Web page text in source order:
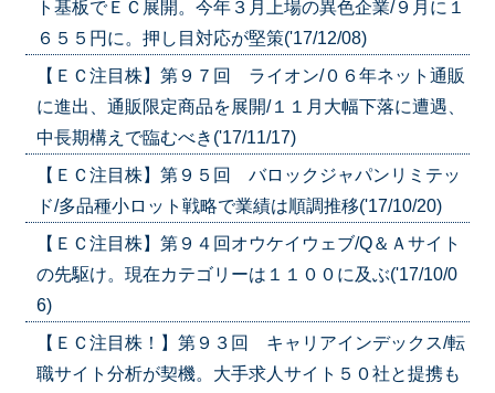
ト基板でＥＣ展開。今年３月上場の異色企業/９月に１
６５５円に。押し目対応が堅策('17/12/08)
【ＥＣ注目株】第９７回 ライオン/０６年ネット通販
に進出、通販限定商品を展開/１１月大幅下落に遭遇、
中長期構えで臨むべき('17/11/17)
【ＥＣ注目株】第９５回 バロックジャパンリミテッ
ド/多品種小ロット戦略で業績は順調推移('17/10/20)
【ＥＣ注目株】第９４回オウケイウェブ/Q＆Ａサイト
の先駆け。現在カテゴリーは１１００に及ぶ('17/10/0
6)
【ＥＣ注目株！】第９３回 キャリアインデックス/転
職サイト分析が契機。大手求人サイト５０社と提携も